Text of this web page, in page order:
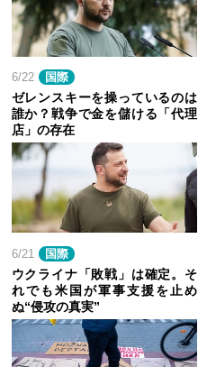
6/22 国際
ゼレンスキーを操っているのは
誰か？戦争で金を儲ける「代理
店」の存在
6/21 国際
ウクライナ「敗戦」は確定。そ
れでも米国が軍事支援を止め
ぬ“侵攻の真実”